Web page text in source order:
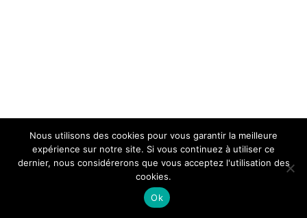
Nous utilisons des cookies pour vous garantir la meilleure
expérience sur notre site. Si vous continuez à utiliser ce
dernier, nous considérerons que vous acceptez l'utilisation des
cookies.
Ok